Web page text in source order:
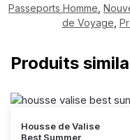
Passeports Homme
de Voyage
Produits
Housse de Valise
Best Summer